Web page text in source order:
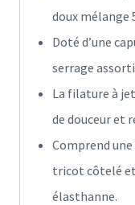
doux mélange
Doté d’une
serrage
La filature à
de douceur et
Comprend
tricot côtelé
élasthanne.